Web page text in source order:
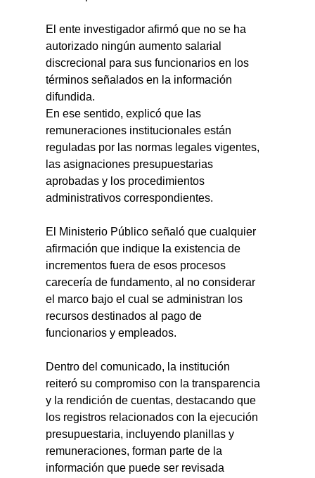
El ente investigador afirmó que no se ha
autorizado ningún aumento salarial
discrecional para sus funcionarios en los
términos señalados en la información
difundida.
En ese sentido, explicó que las
remuneraciones institucionales están
reguladas por las normas legales vigentes,
las asignaciones presupuestarias
aprobadas y los procedimientos
administrativos correspondientes.
El Ministerio Público señaló que cualquier
afirmación que indique la existencia de
incrementos fuera de esos procesos
carecería de fundamento, al no considerar
el marco bajo el cual se administran los
recursos destinados al pago de
funcionarios y empleados.
Dentro del comunicado, la institución
reiteró su compromiso con la transparencia
y la rendición de cuentas, destacando que
los registros relacionados con la ejecución
presupuestaria, incluyendo planillas y
remuneraciones, forman parte de la
información que puede ser revisada